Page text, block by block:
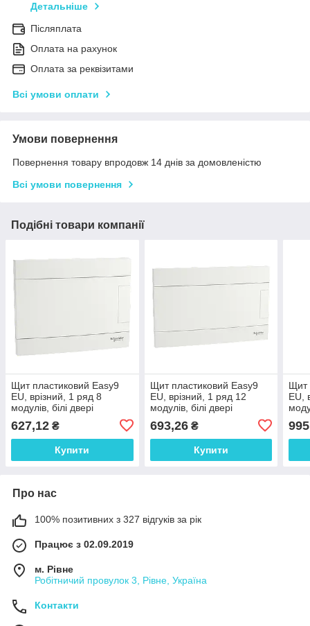
Детальніше
Післяплата
Оплата на рахунок
Оплата за реквізитами
Всі умови оплати
Умови повернення
Повернення товару впродовж 14 днів за домовленістю
Всі умови повернення
Подібні товари компанії
Щит пластиковий Easy9
EU, врізний, 1 ряд 8
модулів, білі двері
627,12 ₴
Купити
Щит пластиковий Easy9
EU, врізний, 1 ряд 12
модулів, білі двері
693,26₴
Купити
Щит
EU,
Про нас
100% позитивних з 327 відгуків за рік
Працює з 02.09.2019
м. Рівне
Робітничий провулок 3, Рівне, Україна
Контакти